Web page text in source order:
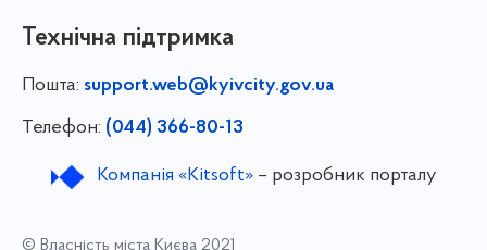
Технічна підтримка
Пошта: support.web@kyivcity.gov.ua
Телефон: (044) 366-80-13
Компанія «Kitsoft»– розробник порталу
© Власність міста Києва 2021